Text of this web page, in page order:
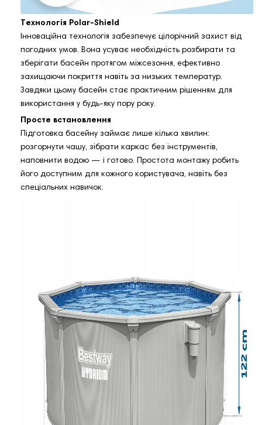
Технологія Polar‑Shield
Інноваційна технологія забезпечує цілорічний захист від
погодних умов. Вона усуває необхідність розбирати та
зберігати басейн протягом міжсезоння, ефективно
захищаючи покриття навіть за низьких температур.
Завдяки цьому басейн стає практичним рішенням для
використання у будь‑яку пору року.
Просте встановлення
Підготовка басейну займає лише кілька хвилин:
розгорнути чашу, зібрати каркас без інструментів,
наповнити водою — і готово. Простота монтажу робить
його доступним для кожного користувача, навіть без
спеціальних навичок.